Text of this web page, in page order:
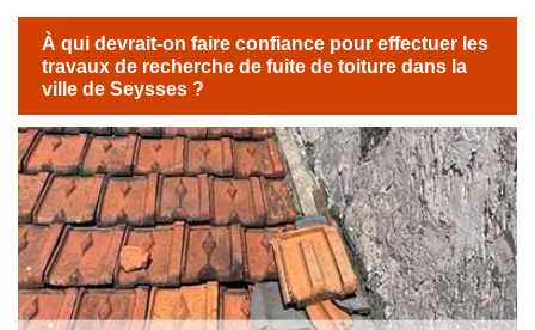
À qui devrait-on faire confiance pour effectuer les
travaux de recherche de fuite de toiture dans la
ville de Seysses ?